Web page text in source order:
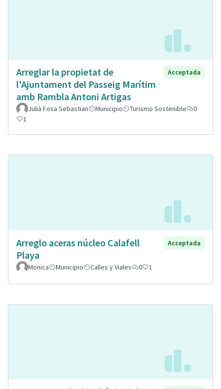
Arreglar la propietat de
l'Ajuntament del Passeig Marítim
amb Rambla Antoni Artigas
Acceptada
Julià Fosa Sebastian Municipio Turismo Sostenible
0
1
Arreglo aceras núcleo Calafell
Playa
Acceptada
Monica Municipio Calles y Viales 0 1